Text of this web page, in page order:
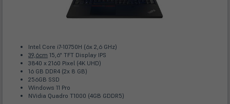
Intel Core i7-10750H (6x 2,6 GHz)
39,6cm 15,6" TFT Display IPS
3840 x 2160 Pixel (4K UHD)
16 GB DDR4 (2x 8 GB)
256GB SSD
Windows 11 Pro
NVidia Quadro T1000 (4GB GDDR5)